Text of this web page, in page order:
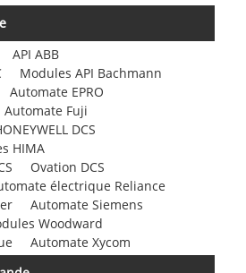
API ABB
Modules API Bachmann
Automate EPRO
Automate Fuji
DCS
HIMA
Ovation DCS
électrique Reliance
Automate Siemens
Woodward
Automate Xycom